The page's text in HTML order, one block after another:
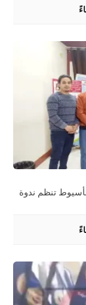
تنظم ندوة